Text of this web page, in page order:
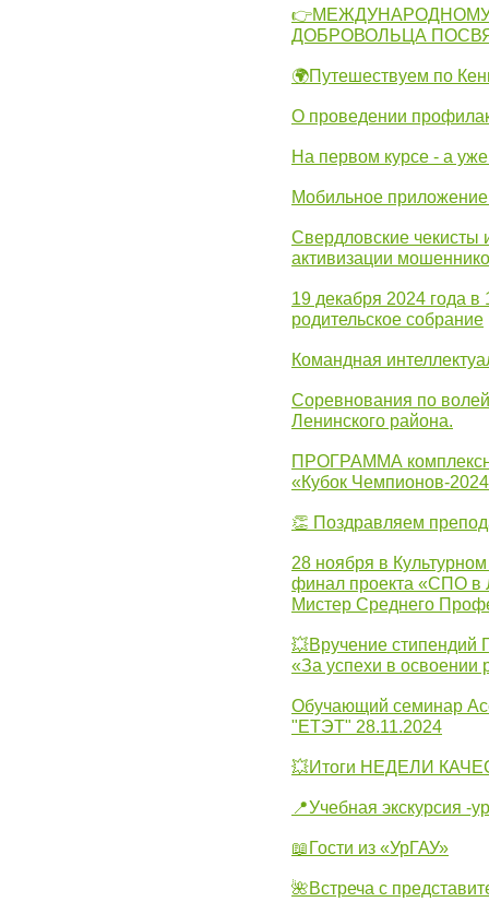
ДОБРОВОЛЬЦА
🌍Путешествуем по
О проведении
На первом курсе - а
Мобильное
Свердловские
активизации
19 декабря 2024 года
родительское собрание
Командная
Соревнования по
Ленинского района.
ПРОГРАММА
«Кубок Чемпионов-
👏 Поздравляем
28 ноября в
финал проекта «СПО в
Мистер Среднего
💥Вручение стипендий
«За успехи в освоении
Обучающий семинар
"ЕТЭТ" 28.11.2024
💥Итоги НЕДЕЛИ
📍Учебная экскурсия -
📖Гости из «УрГАУ»
🌺Встреча с